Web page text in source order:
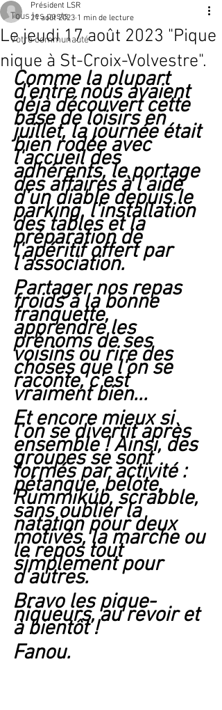
Tous les posts
Votre communauté
Le jeudi 17 août 2023 "Pique
nique à St-Croix-Volvestre".
Président LSR
21 août 2023 1 min de lecture
Comme la plupart
d'entre nous avaient
déjà découvert cette
base de loisirs en
juillet, la journée était
bien rodée avec
l'accueil des
adhérents, le portage
des affaires à l'aide
d'un diable depuis le
parking, l'installation
des tables et la
préparation de
l'apéritif offert par
l'association.
Partager nos repas
froids à la bonne
franquette,
apprendre les
prénoms de ses
voisins ou rire des
choses que l'on se
raconte, c'est
vraiment bien...
Et encore mieux si
l'on se divertit après
ensemble ! Ainsi, des
groupes se sont
formés par activité :
pétanque, belote,
Rummikub, scrabble,
sans oublier la
natation pour deux
motivés, la marche ou
le repos tout
simplement pour
d'autres.
Bravo les pique-
niqueurs, au revoir et
à bientôt !
Fanou.